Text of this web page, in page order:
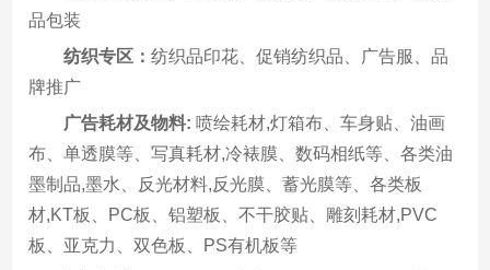
品包装
纺织专区：纺织品印花、促销纺织品、广告服、品
牌推广
广告耗材及物料: 喷绘耗材,灯箱布、车身贴、油画
布、单透膜等、写真耗材,冷裱膜、数码相纸等、各类油
墨制品,墨水、反光材料,反光膜、蓄光膜等、各类板
材,KT板、PC板、铝塑板、不干胶贴、雕刻耗材,PVC
板、亚克力、双色板、PS有机板等